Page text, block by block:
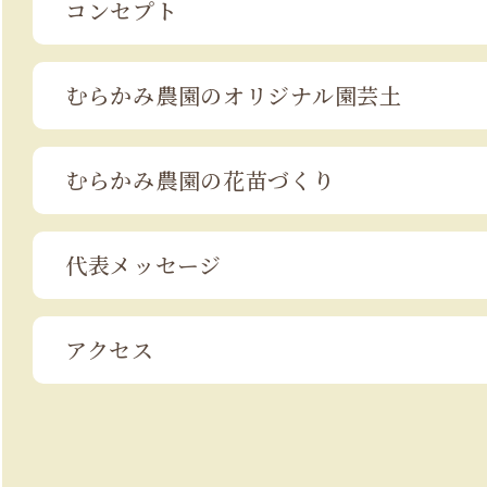
コンセプト
むらかみ農園のオリジナル園芸土
むらかみ農園の花苗づくり
代表メッセージ
アクセス